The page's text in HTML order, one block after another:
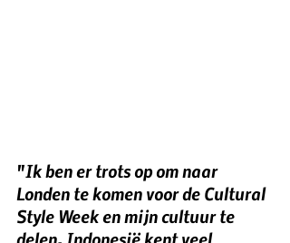
"Ik ben er trots op om naar
Londen te komen voor de Cultural
Style Week en mijn cultuur te